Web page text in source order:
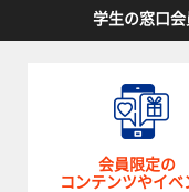
学生の窓口
会員限定の
コンテンツやイベ